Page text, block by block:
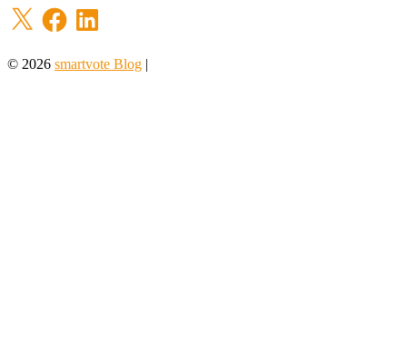
X FacebookLinkedIn
© 2026 smartvote Blog |